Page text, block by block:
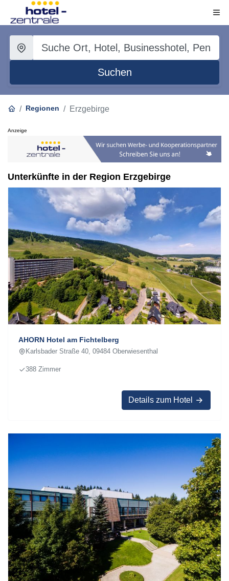
Suchen
Regionen Erzgebirge
Anzeige
Unterkünfte in der Region Erzgebirge
AHORN Hotel am Fichtelberg
Karlsbader Straße 40, 09484 Oberwiesenthal
388 Zimmer
Details zum Hotel